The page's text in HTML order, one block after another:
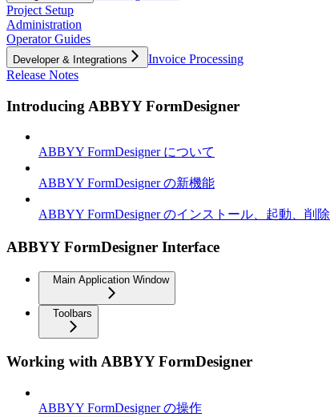
Project Setup
Administration
Operator Guides
Developer & Integrations
Invoice Processing
Release Notes
Introducing ABBYY FormDesigner
ABBYY FormDesigner について
ABBYY FormDesigner の新機能
ABBYY FormDesigner のインストール、起動、削除
ABBYY FormDesigner Interface
Main Application Window
Toolbars
Working with ABBYY FormDesigner
ABBYY FormDesigner の操作